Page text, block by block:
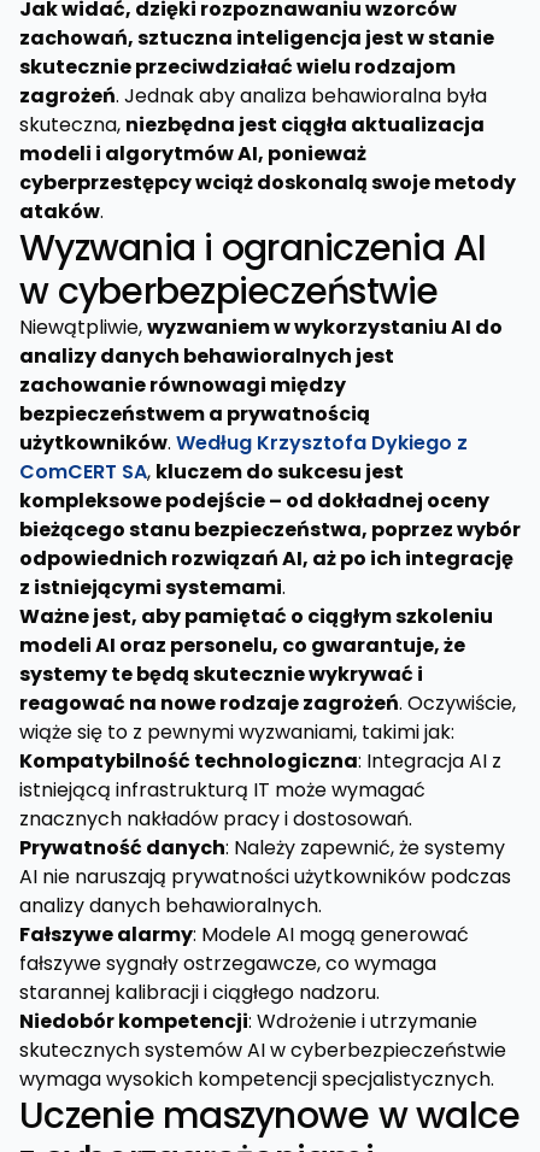
Jak widać, dzięki rozpoznawaniu wzorców
zachowań, sztuczna inteligencja jest w stanie
skutecznie przeciwdziałać wielu rodzajom
zagrożeń. Jednak aby analiza behawioralna była
skuteczna, niezbędna jest ciągła aktualizacja
modeli i algorytmów AI, ponieważ
cyberprzestępcy wciąż doskonalą swoje metody
ataków.
Wyzwania i ograniczenia AI
w cyberbezpieczeństwie
Niewątpliwie,wyzwaniem w wykorzystaniu AI do
analizy danych behawioralnych jest
zachowanie równowagi między
bezpieczeństwem a prywatnością
użytkowników. Według Krzysztofa Dykiego z
ComCERT SA, kluczem do sukcesu jest
kompleksowe podejście – od dokładnej oceny
bieżącego stanu bezpieczeństwa, poprzez wybór
odpowiednich rozwiązań AI, aż po ich integrację
z istniejącymi systemami.
Ważne jest, aby pamiętać o ciągłym szkoleniu
modeli AI oraz personelu, co gwarantuje, że
systemy te będą skutecznie wykrywać i
reagować na nowe rodzaje zagrożeń. Oczywiście,
wiąże się to z pewnymi wyzwaniami, takimi jak:
Kompatybilność technologiczna: Integracja AI z
istniejącą infrastrukturą IT może wymagać
znacznych nakładów pracy i dostosowań.
Prywatność danych: Należy zapewnić, że systemy
AI nie naruszają prywatności użytkowników podczas
analizy danych behawioralnych.
Fałszywe alarmy: Modele AI mogą generować
fałszywe sygnały ostrzegawcze, co wymaga
starannej kalibracji i ciągłego nadzoru.
Niedobór kompetencji: Wdrożenie i utrzymanie
skutecznych systemów AI w cyberbezpieczeństwie
wymaga wysokich kompetencji specjalistycznych.
Uczenie maszynowe w walce